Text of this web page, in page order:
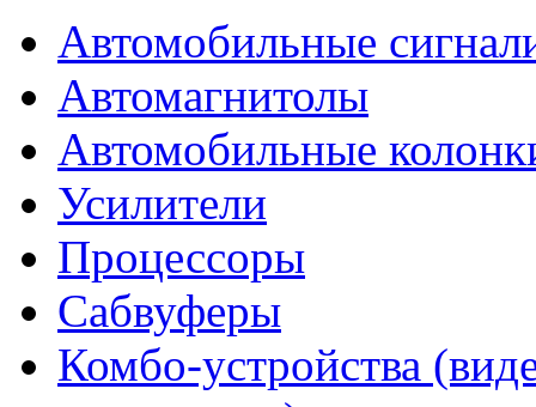
Автомобильные
Автомагнитолы
Автомобильные
Усилители
Процессоры
Сабвуферы
Комбо-устройства